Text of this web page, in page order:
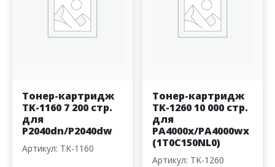
Тонер-картридж
TK-1160 7 200 стр.
для
P2040dn/P2040dw
Артикул: TK-1160
Тонер-картридж
TK-1260 10 000 стр.
для
PA4000x/PA4000wx
(1T0C150NL0)
Артикул: TK-1260